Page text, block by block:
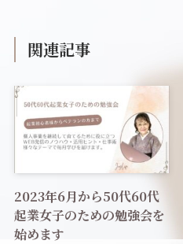
関連記事
2023年6月から50代60代
起業女子のための勉強会を
始めます